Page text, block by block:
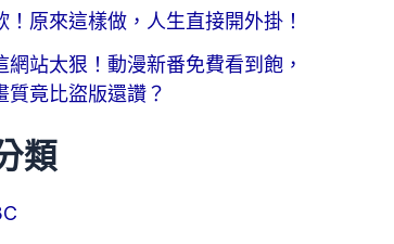
！原來這樣做，人生直接開外掛！
網站太狠！動漫新番免費看到飽，
質竟比盜版還讚？
類